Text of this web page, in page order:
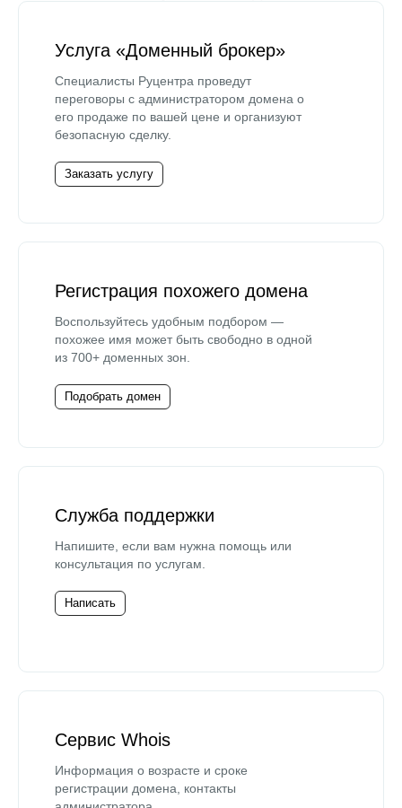
Услуга «Доменный брокер»
Специалисты Руцентра проведут
переговоры с администратором домена о
его продаже по вашей цене и организуют
безопасную сделку.
Заказать услугу
Регистрация похожего домена
Воспользуйтесь удобным подбором —
похожее имя может быть свободно в одной
из 700+ доменных зон.
Подобрать домен
Служба поддержки
Напишите, если вам нужна помощь или
консультация по услугам.
Написать
Сервис Whois
Информация о возрасте и сроке
регистрации домена, контакты